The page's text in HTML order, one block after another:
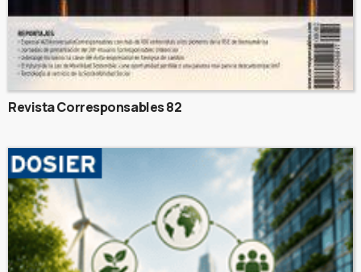
Revista Corresponsables 82